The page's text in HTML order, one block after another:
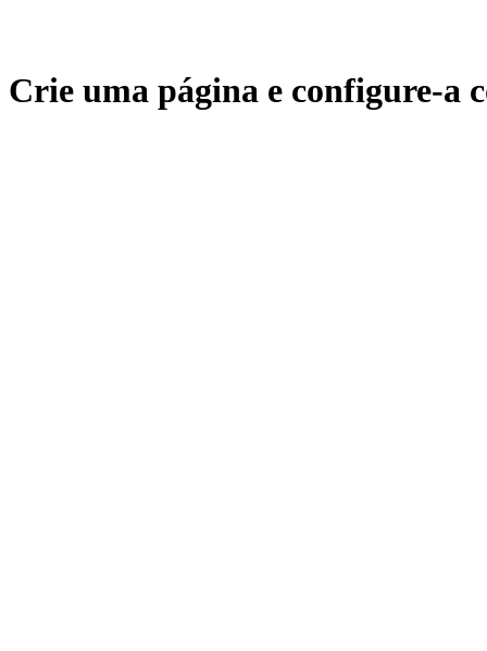
Crie uma página e configure-a